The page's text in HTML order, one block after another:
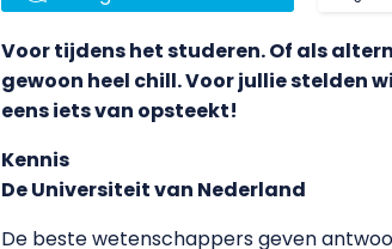
Voor tijdens het studeren. Of als
gewoon heel chill. Voor jullie stelden
eens iets van opsteekt!
Kennis
De Universiteit van Nederland
De beste wetenschappers geven